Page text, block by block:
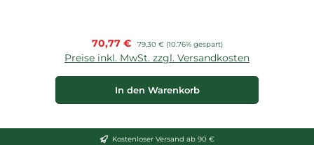
Verkaufspreis:
70,77 € Regulärer Preis:
79,30 € (10.76% gespart)
Preise inkl. MwSt. zzgl. Versandkosten
In den Warenkorb
Kostenloser Versand ab 90 €